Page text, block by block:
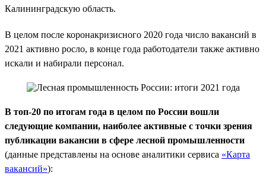
Калининградскую область.
В целом после коронакризисного 2020 года число вакансий в
2021 активно росло, в конце года работодатели также активно
искали и набирали персонал.
В топ-20 по итогам года в целом по России вошли
следующие компании, наиболее активные с точки зрения
публикации вакансии в сфере лесной промышленности
(данные представлены на основе аналитики сервиса «Карта
вакансий»):